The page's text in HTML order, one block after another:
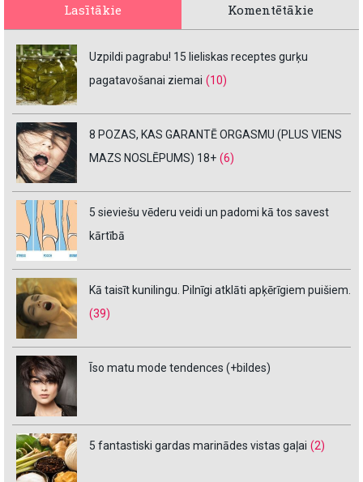
Lasītākie Komentētākie
Uzpildi pagrabu! 15 lieliskas receptes gurķu
pagatavošanai ziemai (10)
8 POZAS, KAS GARANTĒ ORGASMU (PLUS VIENS
MAZS NOSLĒPUMS) 18+ (6)
5 sieviešu vēderu veidi un padomi kā tos savest
kārtībā
Kā taisīt kunilingu. Pilnīgi atklāti apķērīgiem puišiem.
(39)
Īso matu mode tendences (+bildes)
5 fantastiski gardas marinādes vistas gaļai (2)